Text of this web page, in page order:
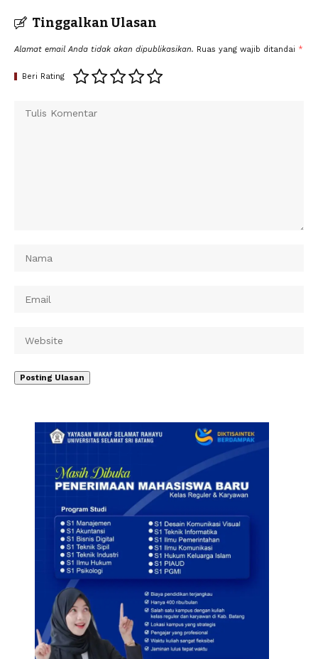
Tinggalkan Ulasan
Alamat email Anda tidak akan dipublikasikan. Ruas yang wajib ditandai *
Beri Rating